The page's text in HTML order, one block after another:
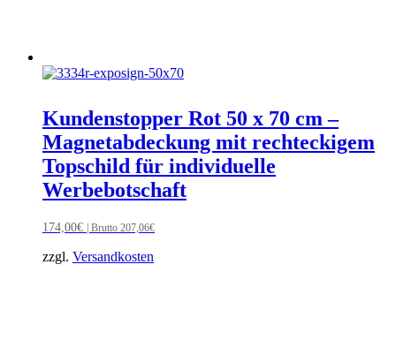
Kundenstopper Rot 50 x 70 cm –
Magnetabdeckung mit rechteckigem
Topschild für individuelle
Werbebotschaft
174,00€ | Brutto 207,06€
zzgl. Versandkosten